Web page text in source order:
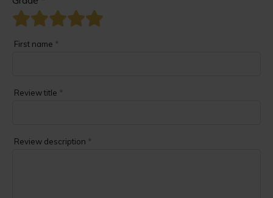
First name *
Review title *
Review description *